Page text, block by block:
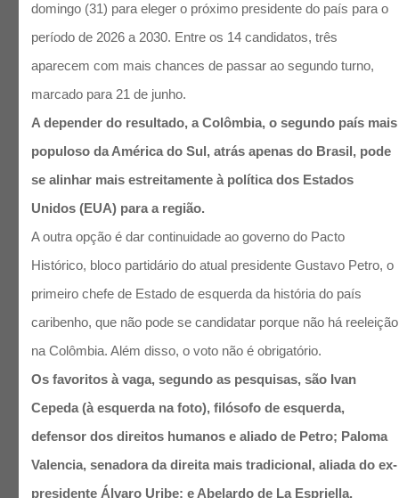
domingo (31) para eleger o próximo presidente do país para o
período de 2026 a 2030. Entre os 14 candidatos, três
aparecem com mais chances de passar ao segundo turno,
marcado para 21 de junho.
A depender do resultado, a Colômbia, o segundo país mais
populoso da América do Sul, atrás apenas do Brasil, pode
se alinhar mais estreitamente à política dos Estados
Unidos (EUA) para a região.
A outra opção é dar continuidade ao governo do Pacto
Histórico, bloco partidário do atual presidente Gustavo Petro, o
primeiro chefe de Estado de esquerda da história do país
caribenho, que não pode se candidatar porque não há reeleição
na Colômbia. Além disso, o voto não é obrigatório.
Os favoritos à vaga, segundo as pesquisas, são Ivan
Cepeda (à esquerda na foto), filósofo de esquerda,
defensor dos direitos humanos e aliado de Petro; Paloma
Valencia, senadora da direita mais tradicional, aliada do ex-
presidente Álvaro Uribe; e Abelardo de La Espriella,